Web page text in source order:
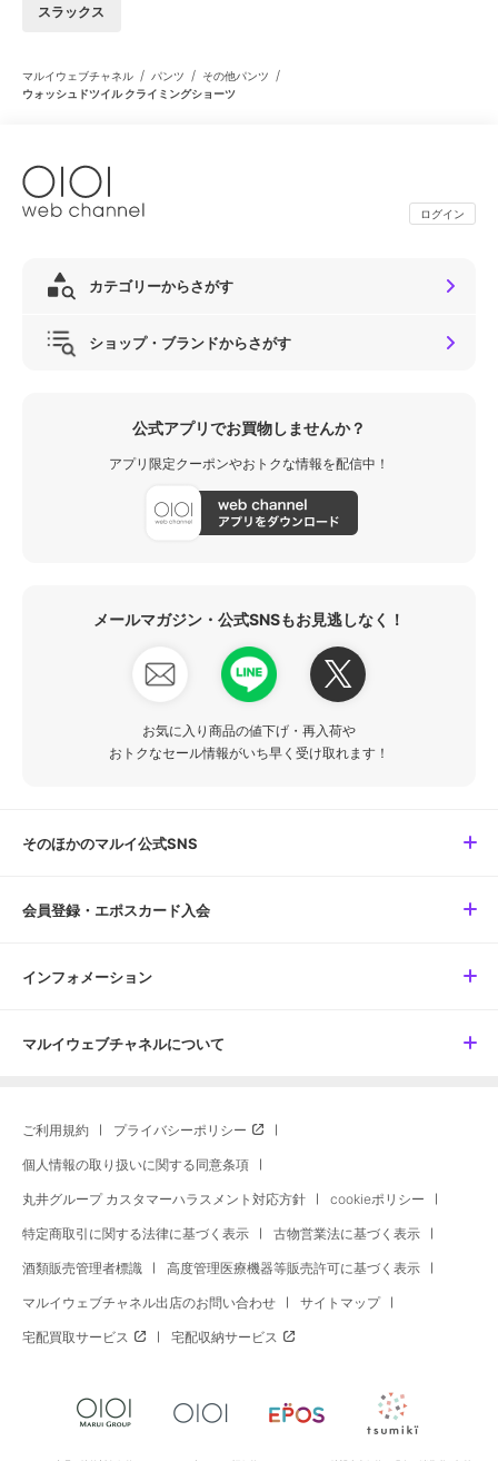
スラックス
マルイウェブチャネル / パンツ / その他パンツ /
ウォッシュドツイル クライミングショーツ
ログイン
カテゴリーからさがす
ショップ・ブランドからさがす
公式アプリでお買物しませんか？
アプリ限定クーポンやおトクな情報を配信中！
メールマガジン・公式SNSもお見逃しなく！
お気に入り商品の値下げ・再入荷や
おトクなセール情報がいち早く受け取れます！
そのほかのマルイ公式SNS
会員登録・エポスカード入会
インフォメーション
マルイウェブチャネルについて
ご利用規約 プライバシーポリシー
個人情報の取り扱いに関する同意条項
丸井グループ カスタマーハラスメント対応方針 cookieポリシー
特定商取引に関する法律に基づく表示 古物営業法に基づく表示
酒類販売管理者標識 高度管理医療機器等販売許可に基づく表示
マルイウェブチャネル出店のお問い合わせ サイトマップ
宅配買取サービス 宅配収納サービス